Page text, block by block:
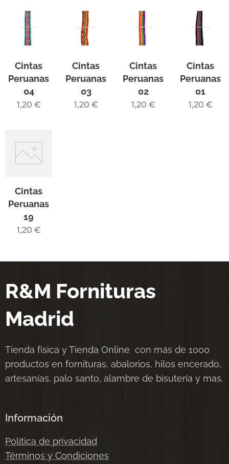
Cintas
Peruanas
04
1,20 €
Cintas
Peruanas
03
1,20 €
Cintas
Peruanas
02
1,20 €
Cintas
Peruanas
01
1,20 €
Cintas
Peruanas
19
1,20 €
R&M Fornituras
Madrid
Tienda física y Tienda Online con más de 1000
productos en fornituras, abalorios, hilos encerado,
artesanías, palo santo, alambre de bisutería y mas.
Información
Política de privacidad
Términos y Condiciones